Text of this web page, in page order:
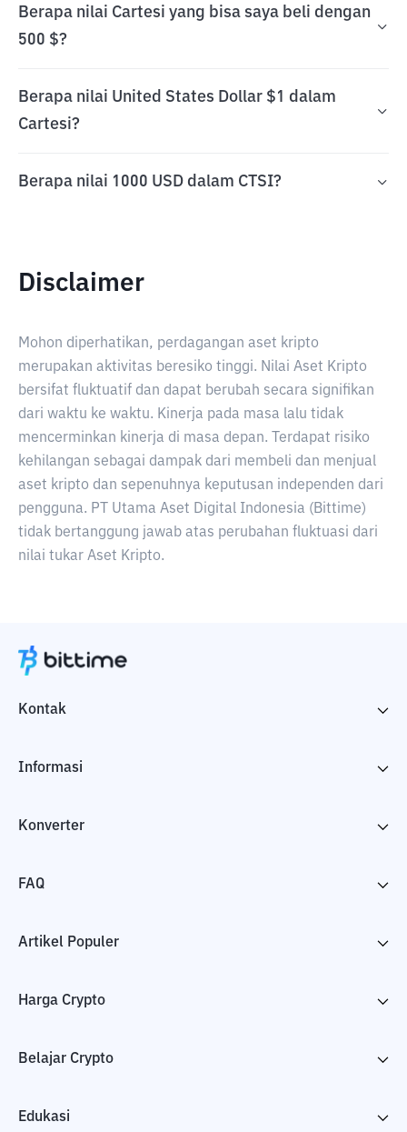
Berapa nilai Cartesi yang bisa saya beli dengan
500 $?
Berapa nilai United States Dollar $1 dalam
Cartesi?
Berapa nilai 1000 USD dalam CTSI?
Disclaimer
Mohon diperhatikan, perdagangan aset kripto
merupakan aktivitas beresiko tinggi. Nilai Aset Kripto
bersifat fluktuatif dan dapat berubah secara signifikan
dari waktu ke waktu. Kinerja pada masa lalu tidak
mencerminkan kinerja di masa depan. Terdapat risiko
kehilangan sebagai dampak dari membeli dan menjual
aset kripto dan sepenuhnya keputusan independen dari
pengguna. PT Utama Aset Digital Indonesia (Bittime)
tidak bertanggung jawab atas perubahan fluktuasi dari
nilai tukar Aset Kripto.
Kontak
Informasi
Konverter
FAQ
Artikel Populer
Harga Crypto
Belajar Crypto
Edukasi